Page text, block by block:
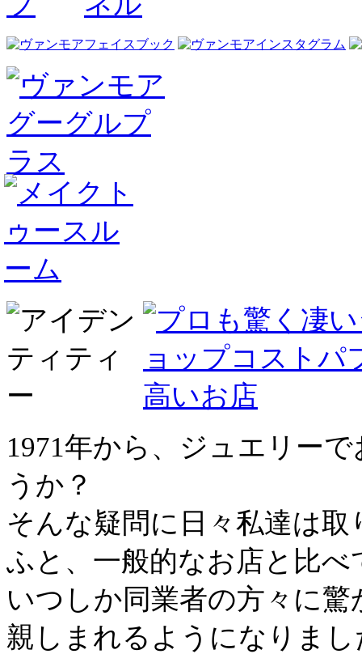
1971年から、ジュエリー
うか？
そんな疑問に日々私達は
ふと、一般的なお店と比べ
いつしか同業者の方々に
親しまれるようになりまし